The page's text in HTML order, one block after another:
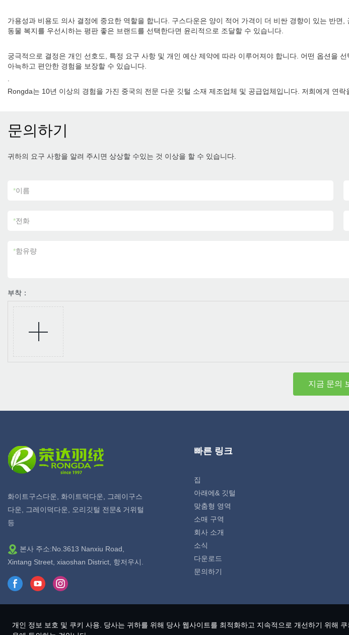
가용성과 비용도 의사 결정에 중요한 역할을 합니다. 구스다운은 양이 적어 가격이 더 비싼 경향이 있는 반
동물 복지를 우선시하는 평판 좋은 브랜드를 선택한다면 윤리적으로 조달할 수 있습니다.
궁극적으로 결정은 개인 선호도, 특정 요구 사항 및 개인 예산 제약에 따라 이루어져야 합니다. 어떤 옵션을
아늑하고 편안한 경험을 보장할 수 있습니다.
Rongda는 10년 이상의 경험을 가진 중국의 전문 다운 깃털 소재 제조업체 및 공급업체입니다. 저희에게 연락
문의하기
귀하의 요구 사항을 알려 주시면 상상할 수있는 것 이상을 할 수 있습니다.
*이름
*전화
*함유량
부착：
지금 문의
화이트구스다운, 화이트덕다운, 그레이구스
다운, 그레이덕다운, 오리깃털 전문& 거위털
등
본사 주소:No.3613 Nanxiu Road,
Xintang Street, xiaoshan District, 항저우시.
빠른 링크
집
아래에& 깃털
맞춤형 영역
소매 구역
회사 소개
소식
다운로드
문의하기
개인 정보 보호 및 쿠키 사용. 당사는 귀하를 위해 당사 웹사이트를 최적화하고 지속적으로 개선하기 위해